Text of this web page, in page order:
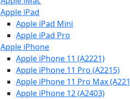
Apple iPad
Apple iPad Mini
Apple iPad Pro
Apple iPhone
Apple iPhone 11 (A2221)
Apple iPhone 11 Pro (A2215)
Apple iPhone 11 Pro Max
Apple iPhone 12 (A2403)